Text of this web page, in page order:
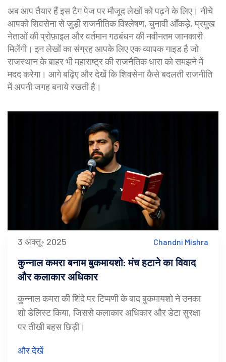
अब आप तैयार हैं इस टैग पेज पर मौजूद लेखों को पढ़ने के लिए। नीचे
आपको शिवसेना से जुड़ी राजनीतिक विश्लेषण, चुनावी आँकड़े, प्रमुख
नेताओं की प्रोफ़ाइल और वर्तमान गठबंधन की नवीनतम जानकारी
मिलेंगी। इन लेखों का संग्रह आपके लिए एक व्यापक गाइड है जो
राजस्थान के बाहर भी महाराष्ट्र की राजनैतिक धारा को समझने में
मदद करेगा। आगे बढ़िए और देखें कि शिवसेना कैसे बदलती राजनीति
में अपनी जगह बनाये रखती है।
3 अक्तू॰ 2025 Chandni Mishra
कुन्नाल कमरा बनाम बुकमायशो: मंच हटाने का विवाद
और कलाकार अधिकार
कुन्नाल कमरा की शिंदे पर टिप्पणी के बाद बुकमायशो ने उनका
शो डेलिस्ट किया, जिससे कलाकार अधिकार और डेटा सुरक्षा
पर तीखी बहस छिड़ी।
और देखें